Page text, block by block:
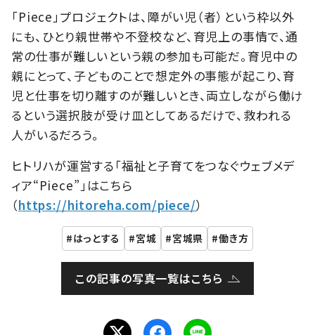
「Piece」プロジェクトは、障がい児（者）という枠以外
にも、ひとり親世帯や不登校など、育児上の事情で、通
常の仕事が難しいという親の参加も可能だ。育児中の
親にとって、子どものことで想定外の事態が起こり、育
児と仕事を切り離すのが難しいとき、両立しながら働け
るという選択肢が受け皿としてあるだけで、救われる
人がいるだろう。
ヒトリハが運営する「福祉と子育てをつなぐウェブメデ
ィア“Piece”」はこちら
（https://hitoreha.com/piece/）
はっとする 宮城 宮城県 働き方
この記事の写真一覧はこちら